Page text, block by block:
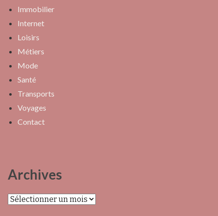
Immobilier
Internet
Loisirs
Métiers
Mode
Santé
Transports
Voyages
Contact
Archives
Archives